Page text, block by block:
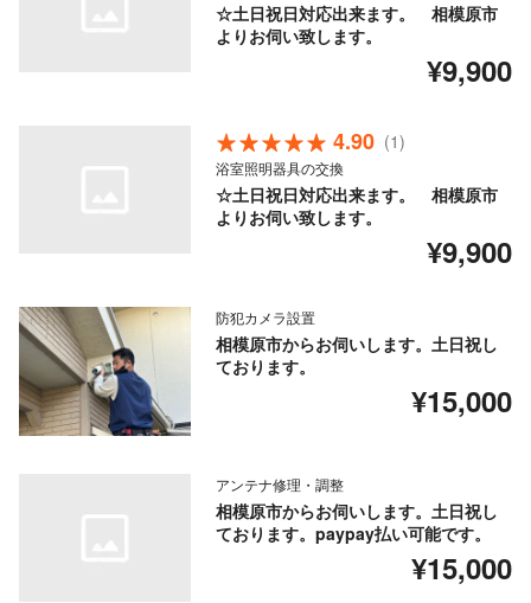
☆土日祝日対応出来ます。 相模原市
よりお伺い致します。
¥9,900
4.90 (1)
浴室照明器具の交換
☆土日祝日対応出来ます。 相模原市
よりお伺い致します。
¥9,900
防犯カメラ設置
相模原市からお伺いします。土日祝し
ております。
¥15,000
アンテナ修理・調整
相模原市からお伺いします。土日祝し
ております。paypay払い可能です。
¥15,000